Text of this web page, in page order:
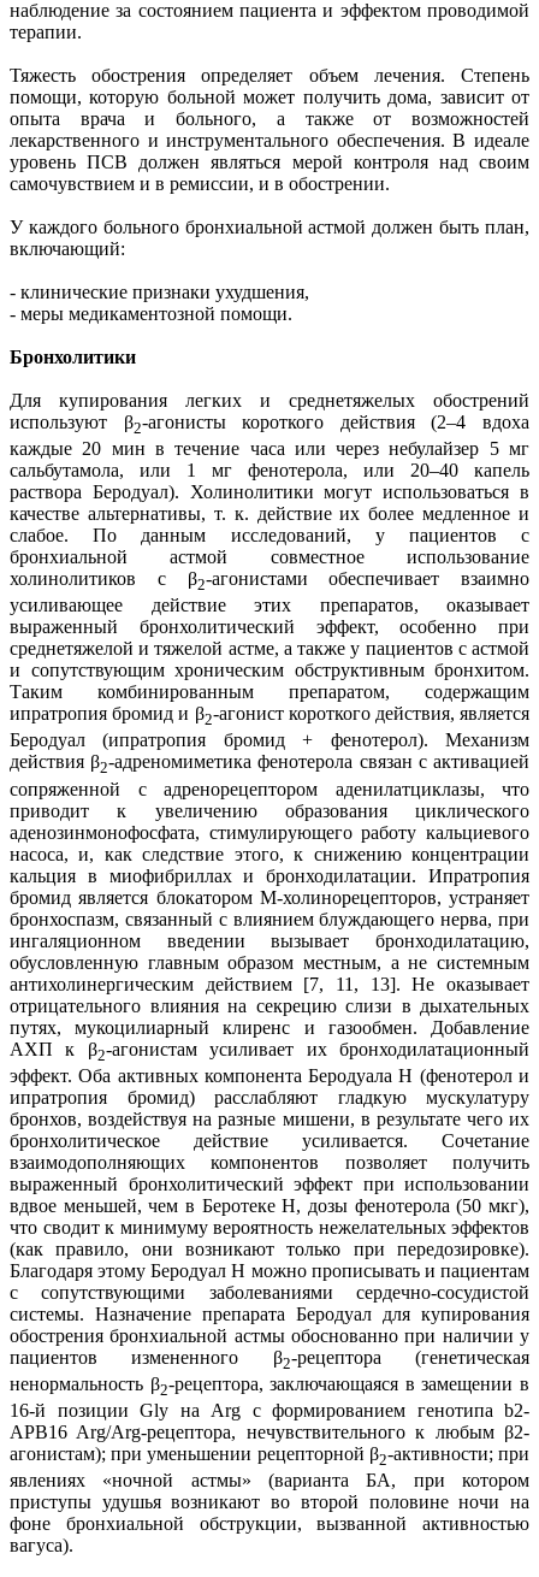
наблюдение за состоянием пациента и эффектом проводимой
терапии.
Тяжесть обострения определяет объем лечения. Степень
помощи, которую больной может получить дома, зависит от
опыта врача и больного, а также от возможностей
лекарственного и инструментального обеспечения. В идеале
уровень ПСВ должен являться мерой контроля над своим
самочувствием и в ремиссии, и в обострении.
У каждого больного бронхиальной астмой должен быть план,
включающий:
- клинические признаки ухудшения,
- меры медикаментозной помощи.
Бронхолитики
Для купирования легких и среднетяжелых обострений
используют β2-агонисты короткого действия (2–4 вдоха
каждые 20 мин в течение часа или через небулайзер 5 мг
сальбутамола, или 1 мг фенотерола, или 20–40 капель
раствора Беродуал). Холинолитики могут использоваться в
качестве альтернативы, т. к. действие их более медленное и
слабое. По данным исследований, у пациентов с
бронхиальной астмой совместное использование
холинолитиков с β2-агонистами обеспечивает взаимно
усиливающее действие этих препаратов, оказывает
выраженный бронхолитический эффект, особенно при
среднетяжелой и тяжелой астме, а также у пациентов с астмой
и сопутствующим хроническим обструктивным бронхитом.
Таким комбинированным препаратом, содержащим
ипратропия бромид и β2-агонист короткого действия, является
Беродуал (ипратропия бромид + фенотерол). Механизм
действия β2-адреномиметика фенотерола связан с активацией
сопряженной с адренорецептором аденилатциклазы, что
приводит к увеличению образования циклического
аденозинмонофосфата, стимулирующего работу кальциевого
насоса, и, как следствие этого, к снижению концентрации
кальция в миофибриллах и бронходилатации. Ипратропия
бромид является блокатором М-холинорецепторов, устраняет
бронхоспазм, связанный с влиянием блуждающего нерва, при
ингаляционном введении вызывает бронходилатацию,
обусловленную главным образом местным, а не системным
антихолинергическим действием [7, 11, 13]. Не оказывает
отрицательного влияния на секрецию слизи в дыхательных
путях, мукоцилиарный клиренс и газообмен. Добавление
АХП к β2-агонистам усиливает их бронходилатационный
эффект. Оба активных компонента Беродуала Н (фенотерол и
ипратропия бромид) расслабляют гладкую мускулатуру
бронхов, воздействуя на разные мишени, в результате чего их
бронхолитическое действие усиливается. Сочетание
взаимодополняющих компонентов позволяет получить
выраженный бронхолитический эффект при использовании
вдвое меньшей, чем в Беротеке Н, дозы фенотерола (50 мкг),
что сводит к минимуму вероятность нежелательных эффектов
(как правило, они возникают только при передозировке).
Благодаря этому Беродуал Н можно прописывать и пациентам
с сопутствующими заболеваниями сердечно-сосудистой
системы. Назначение препарата Беродуал для купирования
обострения бронхиальной астмы обоснованно при наличии у
пациентов измененного β2-рецептора (генетическая
ненормальность β2-рецептора, заключающаяся в замещении в
16-й позиции Gly на Arg с формированием генотипа b2-
АРB16 Arg/Arg-рецептора, нечувствительного к любым β2-
агонистам); при уменьшении рецепторной β2-активности; при
явлениях «ночной астмы» (варианта БА, при котором
приступы удушья возникают во второй половине ночи на
фоне бронхиальной обструкции, вызванной активностью
вагуса).